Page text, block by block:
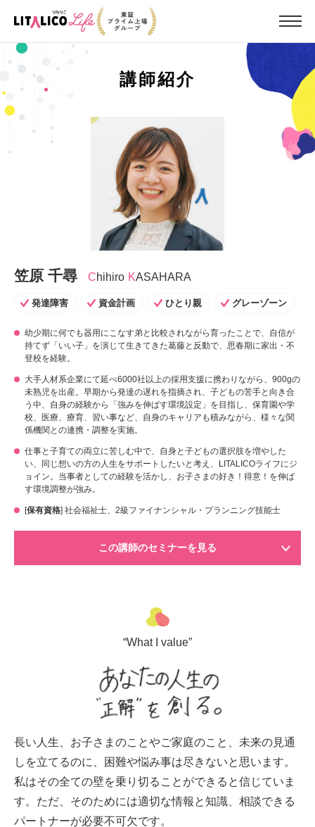
講師紹介
笠原 千尋 CHihiro KASAHARA
発達障害 資金計画 ひとり親 グレーゾーン
幼少期に何でも器用にこなす弟と比較されながら育ったことで、自信が
持てず「いい子」を演じて生きてきた葛藤と反動で、思春期に家出・不
登校を経験。
大手人材系企業にて延べ6000社以上の採用支援に携わりながら、900gの
未熟児を出産。早期から発達の遅れを指摘され、子どもの苦手と向き合
う中、自身の経験から「強みを伸ばす環境設定」を目指し、保育園や学
校、医療、療育、習い事など、自身のキャリアも積みながら、様々な関
係機関との連携・調整を実施。
仕事と子育ての両立に苦しむ中で、自身と子どもの選択肢を増やした
い、同じ想いの方の人生をサポートしたいと考え、LITALICOライフにジ
ョイン。当事者としての経験を活かし、お子さまの好き！得意！を伸ば
す環境調整が強み。
[保有資格] 社会福祉士、2級ファイナンシャル・プランニング技能士
この講師のセミナーを見る
“What I value”
長い人生、お子さまのことやご家庭のこと、未来の見通
しを立てるのに、困難や悩み事は尽きないと思います。
私はその全ての壁を乗り切ることができると信じていま
す。ただ、そのためには適切な情報と知識、相談できる
パートナーが必要不可欠です。